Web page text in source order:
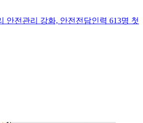
안전관리 강화, 안전전담인력 613명 첫